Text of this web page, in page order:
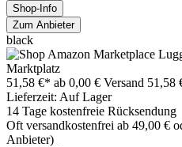
Shop-Info
Zum Anbieter
black
Marktplatz
51,58 €* ab 0,00 € Versand 51,58
Lieferzeit: Auf Lager
14 Tage kostenfreie Rücksendung
Oft versandkostenfrei ab 49,00 €
Anbieter)